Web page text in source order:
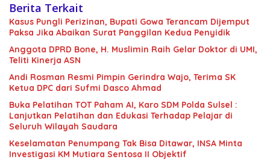
Berita Terkait
Kasus Pungli Perizinan, Bupati Gowa Terancam Dijemput
Paksa Jika Abaikan Surat Panggilan Kedua Penyidik
Anggota DPRD Bone, H. Muslimin Raih Gelar Doktor di UMI,
Teliti Kinerja ASN
Andi Rosman Resmi Pimpin Gerindra Wajo, Terima SK
Ketua DPC dari Sufmi Dasco Ahmad
Buka Pelatihan TOT Paham AI, Karo SDM Polda Sulsel :
Lanjutkan Pelatihan dan Edukasi Terhadap Pelajar di
Seluruh Wilayah Saudara
Keselamatan Penumpang Tak Bisa Ditawar, INSA Minta
Investigasi KM Mutiara Sentosa II Objektif